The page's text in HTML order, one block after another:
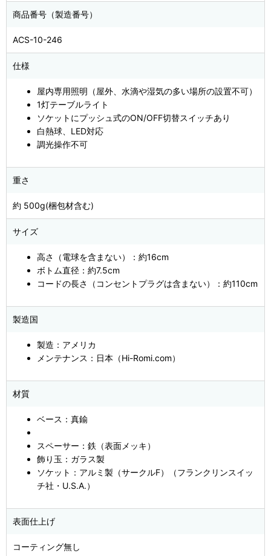
商品番号（製造番号）
ACS-10-246
仕様
屋内専用照明（屋外、水滴や湿気の多い場所の設置不可）
1灯テーブルライト
ソケットにプッシュ式のON/OFF切替スイッチあり
白熱球、LED対応
調光操作不可
重さ
約 500g(梱包材含む)
サイズ
高さ（電球を含まない）：約16cm
ボトム直径：約7.5cm
コードの長さ（コンセントプラグは含まない）：約110cm
製造国
製造：アメリカ
メンテナンス：日本（Hi-Romi.com）
材質
ベース：真鍮
スペーサー：鉄（表面メッキ）
飾り玉：ガラス製
ソケット：アルミ製（サークルF）（フランクリンスイッ
チ社・U.S.A.）
表面仕上げ
コーティング無し